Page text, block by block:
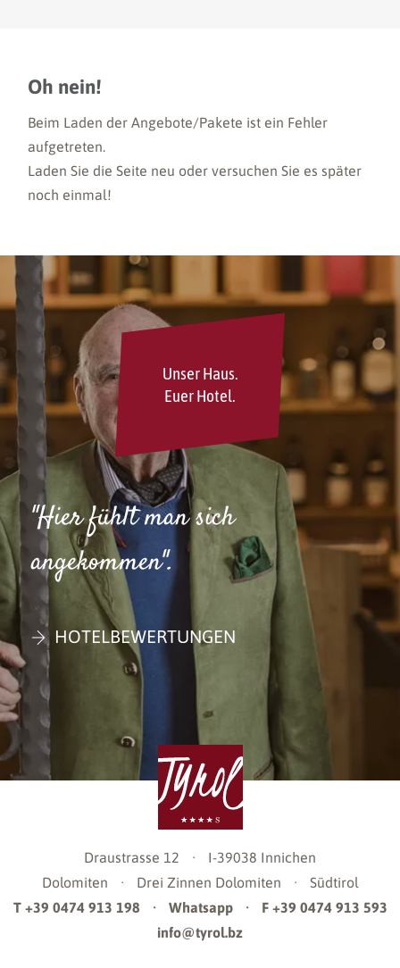
Oh nein!
Beim Laden derAngebote/Pakete ist ein Fehler
aufgetreten.
Laden Sie die Seite neu oder versuchen Sie es später
noch einmal!
Unser Haus.
Euer Hotel.
"Hier fühlt man sich
angekommen".
HOTELBEWERTUNGEN
Draustrasse 12 · I-39038 Innichen
Dolomiten
· Drei Zinnen Dolomiten ·
Südtirol
T +39 0474 913 198
· Whatsapp ·
F +39 0474 913 593
info@tyrol.bz